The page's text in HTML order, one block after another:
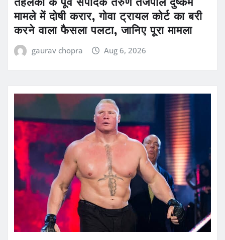
मामले में दोषी करार, गोवा ट्रायल कोर्ट का बरी
करने वाला फैसला पलटा, जानिए पूरा मामला
gaurav chopra Aug 6, 2026